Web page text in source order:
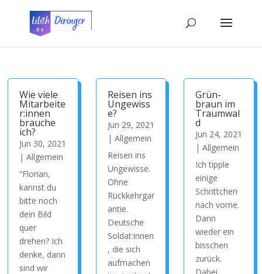
Wie viele
Mitarbeite
r:innen
brauche
ich?
Jun 30, 2021
|Allgemein
“Florian,
kannst du
bitte noch
dein Bild
quer
drehen? Ich
denke, dann
sind wir
Reisen ins
Ungewiss
e?
Jun 29, 2021
| Allgemein
Reisen ins
Ungewisse.
Ohne
Rückkehrgar
antie.
Deutsche
Soldat:innen
, die sich
aufmachen
Grün-
braun im
Traumwal
d
Jun 24, 2021
|Allgemein
Ich tipple
einige
Schrittchen
nach vorne.
Dann
wieder ein
bisschen
zurück.